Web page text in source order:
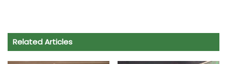
e
b
t
s
t
t
e
i
y
r
Related Articles